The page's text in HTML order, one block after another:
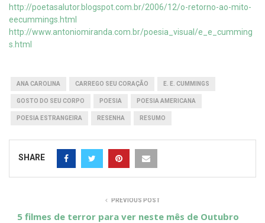
http://poetasalutor.blogspot.com.br/2006/12/o-retorno-ao-mito-
eecummings.html
http://www.antoniomiranda.com.br/poesia_visual/e_e_cumming
s.html
ANA CAROLINA CARREGO SEU CORAÇÃO E. E. CUMMINGS
GOSTO DO SEU CORPO POESIA POESIA AMERICANA
POESIA ESTRANGEIRA RESENHA RESUMO
SHARE
PREVIOUS POST
5 filmes de terror para ver neste mês de Outubro